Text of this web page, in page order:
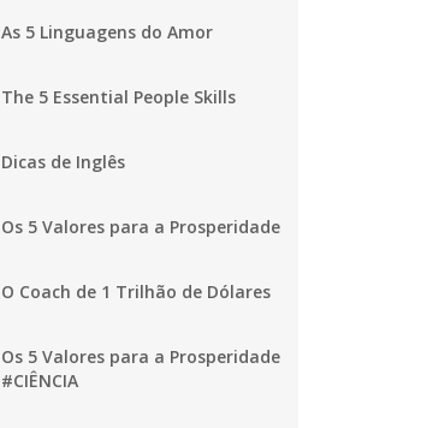
As 5 Linguagens do Amor
The 5 Essential People Skills
Dicas de Inglês
Os 5 Valores para a Prosperidade
O Coach de 1 Trilhão de Dólares
Os 5 Valores para a Prosperidade
#CIÊNCIA